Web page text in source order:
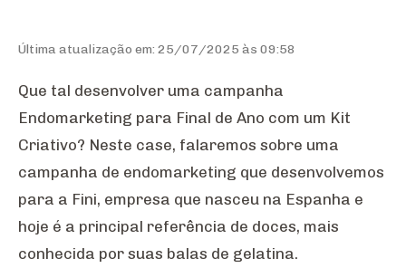
Última atualização em: 25/07/2025 às 09:58
Que tal desenvolver uma campanha
Endomarketing para Final de Ano com um Kit
Criativo? Neste case, falaremos sobre uma
campanha de endomarketing que desenvolvemos
para a Fini, empresa que nasceu na Espanha e
hoje é a principal referência de doces, mais
conhecida por suas balas de gelatina.